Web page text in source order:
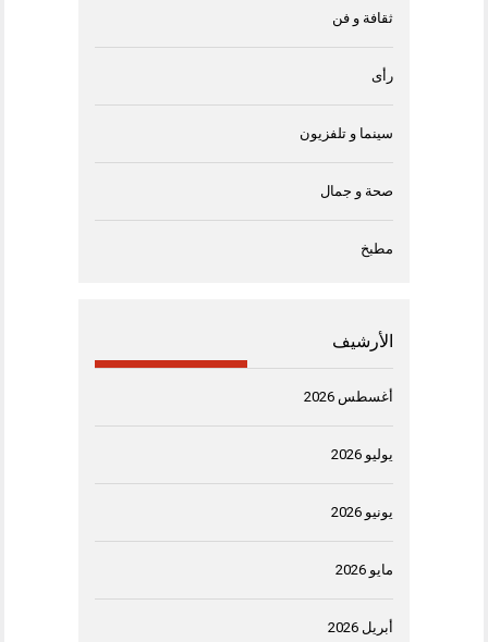
ثقافة و فن
رأى
سينما و تلفزيون
صحة و جمال
مطبخ
الأرشيف
أغسطس 2026
يوليو 2026
يونيو 2026
مايو 2026
أبريل 2026